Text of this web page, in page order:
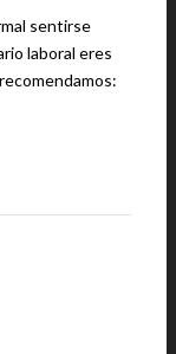
sentirse
laboral eres